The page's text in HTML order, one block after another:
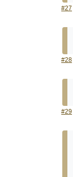
#27
#28
#29